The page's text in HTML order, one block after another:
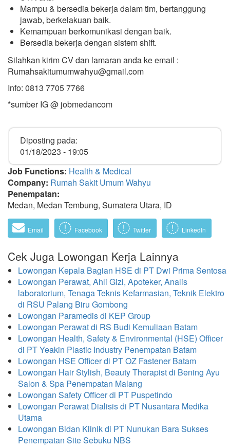
Mampu & bersedia bekerja dalam tim, bertanggung
jawab, berkelakuan baik.
Kemampuan berkomunikasi dengan baik.
Bersedia bekerja dengan sistem shift.
Silahkan kirim CV dan lamaran anda ke email :
Rumahsakitumumwahyu@gmail.com
Info: 0813 7705 7766
*sumber IG @ jobmedancom
Diposting pada:
01/18/2023 - 19:05
Job Functions: Health & Medical
Company: Rumah Sakit Umum Wahyu
Penempatan:
Medan, Medan Tembung, Sumatera Utara, ID
Email Facebook Twitter LinkedIn
Cek Juga Lowongan Kerja Lainnya
Lowongan Kepala Bagian HSE di PT Dwi Prima Sentosa
Lowongan Perawat, Ahli Gizi, Apoteker, Analis
laboratorium, Tenaga Teknis Kefarmasian, Teknik Elektro
di RSU Palang Biru Gombong
Lowongan Paramedis di KEP Group
Lowongan Perawat di RS Budi Kemuliaan Batam
Lowongan Health, Safety & Environmental (HSE) Officer
di PT Yeakin Plastic Industry Penempatan Batam
Lowongan HSE Officer di PT OZ Fastener Batam
Lowongan Hair Stylish, Beauty Therapist di Bening Ayu
Salon & Spa Penempatan Malang
Lowongan Safety Officer di PT Puspetindo
Lowongan Perawat Dialisis di PT Nusantara Medika
Utama
Lowongan Bidan Klinik di PT Nunukan Bara Sukses
Penempatan Site Sebuku NBS